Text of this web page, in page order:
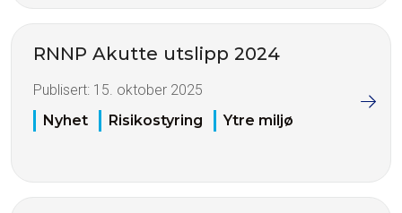
RNNP Akutte utslipp 2024
Publisert: 15. oktober 2025
Nyhet
Risikostyring Ytre miljø